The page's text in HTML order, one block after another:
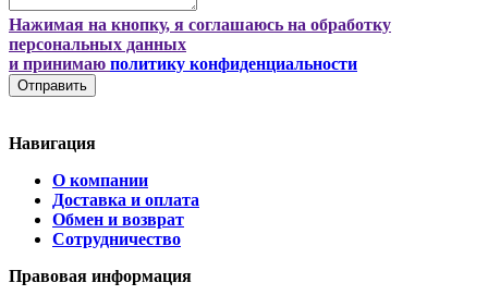
Нажимая на кнопку, я соглашаюсь на обработку
персональных данных
и принимаю политику конфиденциальности
Отправить
Навигация
О компании
Доставка и оплата
Обмен и возврат
Сотрудничество
Правовая информация